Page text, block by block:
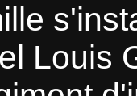
Louis